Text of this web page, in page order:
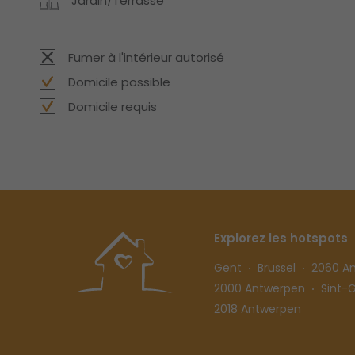
Fumer à l'intérieur autorisé
Domicile possible
Domicile requis
Explorez les hotspots
Gent Brussel
2060
2000 Antwerpen
Sint-
2018 Antwerpen